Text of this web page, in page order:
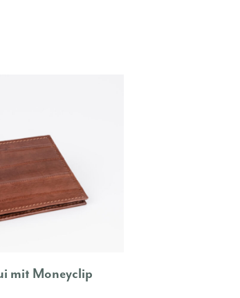
mit Moneyclip